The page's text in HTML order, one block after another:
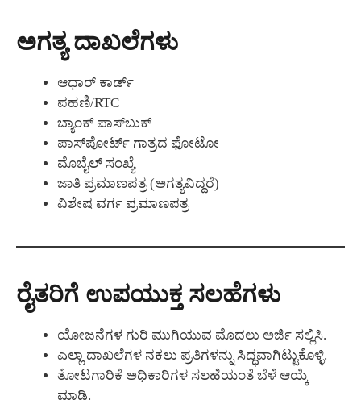
ಅಗತ್ಯ ದಾಖಲೆಗಳು
ಆಧಾರ್ ಕಾರ್ಡ್
ಪಹಣಿ/RTC
ಬ್ಯಾಂಕ್ ಪಾಸ್‌ಬುಕ್
ಪಾಸ್‌ಪೋರ್ಟ್ ಗಾತ್ರದ ಫೋಟೋ
ಮೊಬೈಲ್ ಸಂಖ್ಯೆ
ಜಾತಿ ಪ್ರಮಾಣಪತ್ರ (ಅಗತ್ಯವಿದ್ದರೆ)
ವಿಶೇಷ ವರ್ಗ ಪ್ರಮಾಣಪತ್ರ
ರೈತರಿಗೆ ಉಪಯುಕ್ತ ಸಲಹೆಗಳು
ಯೋಜನೆಗಳ ಗುರಿ ಮುಗಿಯುವ ಮೊದಲು ಅರ್ಜಿ ಸಲ್ಲಿಸಿ.
ಎಲ್ಲಾ ದಾಖಲೆಗಳ ನಕಲು ಪ್ರತಿಗಳನ್ನು ಸಿದ್ಧವಾಗಿಟ್ಟುಕೊಳ್ಳಿ.
ತೋಟಗಾರಿಕೆ ಅಧಿಕಾರಿಗಳ ಸಲಹೆಯಂತೆ ಬೆಳೆ ಆಯ್ಕೆ
ಮಾಡಿ.